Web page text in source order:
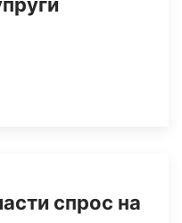
спрос на